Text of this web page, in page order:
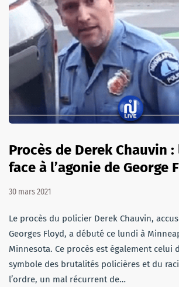
Procès de Derek Chauvin
face à l’agonie de George
30 mars 2021
Le procès du policier Derek Chauvin,
Georges Floyd, a débuté ce lundi à
Minnesota. Ce procès est également celui
symbole des brutalités policières et du
l’ordre, un mal récurrent de…